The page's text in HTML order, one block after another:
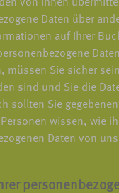
von Ihnen
Daten über
auf Ihrer
müssen Sie sicher
sind und Sie die
sollten Sie
wissen, wie
Daten von